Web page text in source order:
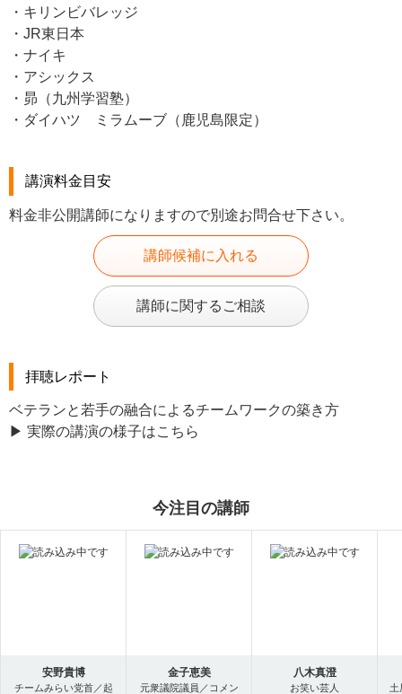
・キリンビバレッジ
・JR東日本
・ナイキ
・アシックス
・昴（九州学習塾）
・ダイハツ ミラムーブ（鹿児島限定）
講演料金目安
料金非公開講師になりますので別途お問合せ下さい。
講師候補に入れる
講師に関するご相談
拝聴レポート
ベテランと若手の融合によるチームワークの築き方
▶ 実際の講演の様子はこちら
今注目の講師
安野貴博
チームみらい党首／起
金子恵美
元衆議院議員／コメン
八木真澄
お笑い芸人
土